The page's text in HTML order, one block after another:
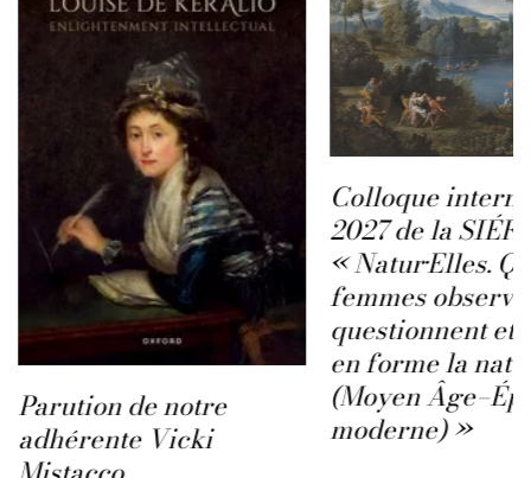
Parution de notre
adhérente Vicki
Colloque
2027 de la
« Natur·Elles.
femmes
questionnent et
en forme la
(Moyen
moderne) »